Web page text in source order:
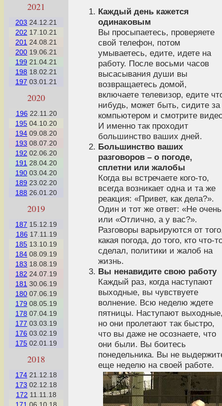
2021
203 24.12.21
202 17.10.21
201 24.08.21
200 19.06.21
199 21.04.21
198 18.02.21
197 03.01.21
2020
196 22.11.20
195 04.10.20
194 09.08.20
193 08.07.20
192 02.06.20
191 28.04.20
190 03.04.20
189 23.02.20
188 26.01.20
2019
187 15.12.19
186 17.11.19
185 13.10.19
184 08.09.19
183 18.08.19
182 24.07.19
181 30.06.19
180 07.06.19
179 08.05.19
178 07.04.19
177 03.03.19
176 03.02.19
175 02.01.19
2018
174 21.12.18
173 02.12.18
172 11.11.18
Каждый день кажется
одинаковым
Вы просыпаетесь, проверяете
свой телефон, потом
умываетесь, едите, идете на
работу. После восьми часов
высасывания души вы
возвращаетесь домой,
включаете телевизор, едите
нибудь, может быть, сидите за
компьютером и смотрите
И именно так проходит
большинство ваших дней.
Большинство ваших
разговоров – о погоде,
сплетни или жалобы
Когда вы встречаете кого-то,
всегда возникает одна и та же
реакция: «Привет, как дела?».
Один и тот же ответ: «Не
или «Отлично, а у вас?».
Разговоры варьируются от
какая погода, до того, кто что-
сделал, политики и жалоб на
жизнь.
Вы ненавидите свою работу
Каждый раз, когда наступают
выходные, вы чувствуете
волнение. Всю неделю ждете
пятницы. Наступают
но они пролетают так быстро,
что вы даже не осознаете, что
они были. Вы боитесь
понедельника. Вы не
еще неделю на своей работе.